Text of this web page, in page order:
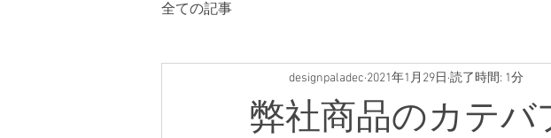
全ての記事
弊社商品のカテバ
designpaladec 2021年1月29日 読了時間: 1分